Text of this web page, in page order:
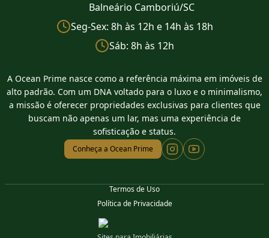
Balneário Camboriú/SC
Seg-Sex: 8h às 12h e 14h às 18h
Sáb: 8h às 12h
A Ocean Prime nasce como a referência máxima em imóveis de
alto padrão. Com um DNA voltado para o luxo e o minimalismo,
a missão é oferecer propriedades exclusivas para clientes que
buscam não apenas um lar, mas uma experiência de
sofisticação e status.
Conheça a Ocean Prime
Termos de Uso
Política de Privacidade